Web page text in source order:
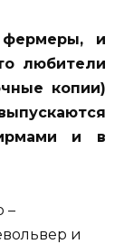
и
любители
копии)
и в
–
и